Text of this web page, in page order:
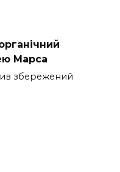
Марса
збережений